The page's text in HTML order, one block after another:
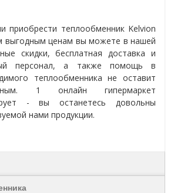
приобрести теплообменник Kelvion
выгодным ценам вы можете в нашей
скидки, бесплатная доставка и
персонал, а также помощь в
теплообменника не оставит
1 онлайн гипермаркет
- вы останетесь довольны
нами продукции.